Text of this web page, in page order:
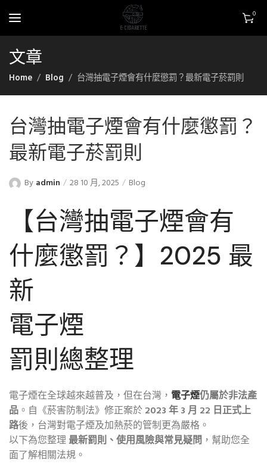
0
文章
Home Blog 台灣抽電子煙會有什麼懲罰？最新電子菸罰則
台灣抽電子煙會有什麼懲罰？
最新電子菸罰則
By admin 28 10 月, 2025 Blog
【台灣抽電子煙會有
什麼懲罰？】2025 最
新
電子煙
罰則總整理
電子煙在全球越來越普及，但在台灣， 電子煙仍屬於非法產
品。自《菸害防制法》修正案於2023 年 3 月 22 日正式上
路後，台灣對電子煙及加熱菸的管制更為嚴格。
以下為您整理最新罰則、使用風險與常見疑問 ，幫助您全
面了解相關法規。